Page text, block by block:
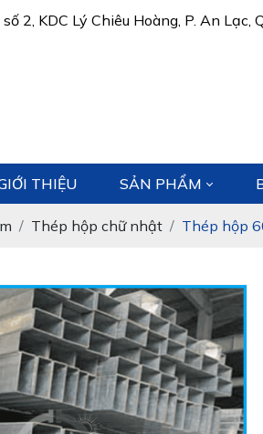
2, KDC Lý Chiêu Hoàng, P. An Lạc,
THIỆU SẢN PHẨM
Thép hộp chữ nhật Thép hộp